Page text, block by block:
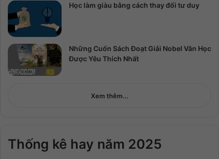
Học làm giàu bằng cách thay đổi tư duy
Những Cuốn Sách Đoạt Giải Nobel Văn Học
Được Yêu Thích Nhất
Xem thêm...
Thống kê hay năm 2025